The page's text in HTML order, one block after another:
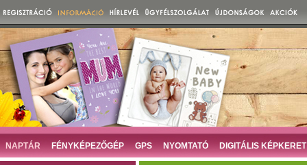
NAPTÁR FÉNYKÉPEZŐGÉP GPS NYOMTATÓ DIGITÁLIS KÉPKERET